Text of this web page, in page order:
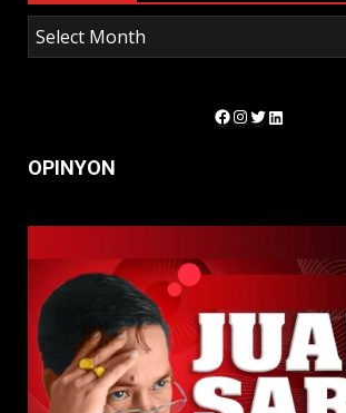
Facebook
Instagram
Twitter
LinkedIn
OPINYON